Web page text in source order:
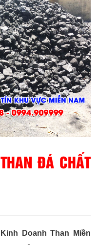
ĐÁ CHẤT
Doanh Than Miền